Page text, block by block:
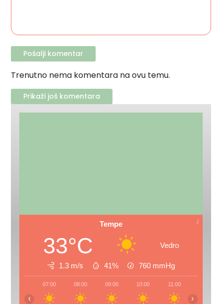
Trenutno nema komentara na ovu temu.
Prikaži još komentara
Tempe
33°C Vedro
1.3 m/s 41% 760 mmHg
07:00 08:00 09:00 10:00 11:00
‹ ›